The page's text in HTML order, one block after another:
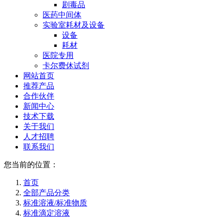
剧毒品
医药中间体
实验室耗材及设备
设备
耗材
医院专用
卡尔费休试剂
网站首页
推荐产品
合作伙伴
新闻中心
技术下载
关于我们
人才招聘
联系我们
您当前的位置：
首页
全部产品分类
标准溶液/标准物质
标准滴定溶液